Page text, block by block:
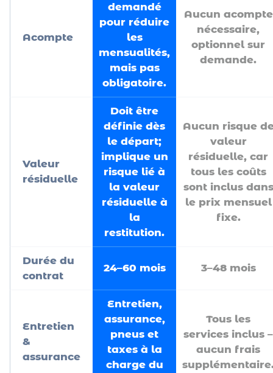
Acompte
demandé
pour réduire
les
mensualités,
mais pas
obligatoire.
Aucun acompte
nécessaire,
optionnel sur
demande.
Valeur
résiduelle
Doit être
définie dès
le départ;
implique un
risque lié à
la valeur
résiduelle à
la
restitution.
Aucun risque
valeur
résiduelle, car
tous les coûts
sont inclus dans
le prix mensuel
fixe.
Durée du
contrat
24–60 mois 3–48 mois
Entretien
&
assurance
Entretien,
assurance,
pneus et
taxes à la
charge du
Tous les
services inclus –
aucun frais